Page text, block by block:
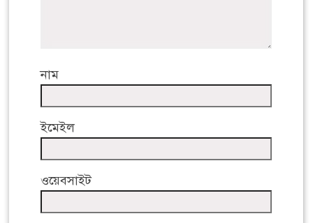
নাম
ইমেইল
ওয়েবসাইট